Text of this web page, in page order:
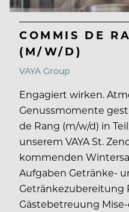
COMMIS DE
(M/W/D)
VAYA Group
Engagiert wirken.
Genussmomente
de Rang (m/w/d) in
unserem VAYA St.
kommenden
Aufgaben Getränke-
Getränkezubereitung
Gästebetreuung